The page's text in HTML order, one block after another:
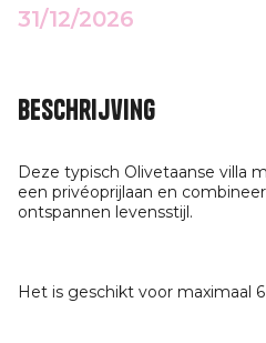
31/12/2026
Beschrijving
Deze typisch Olivetaanse villa
een privéoprijlaan en
ontspannen levensstijl.
Het is geschikt voor maximaal